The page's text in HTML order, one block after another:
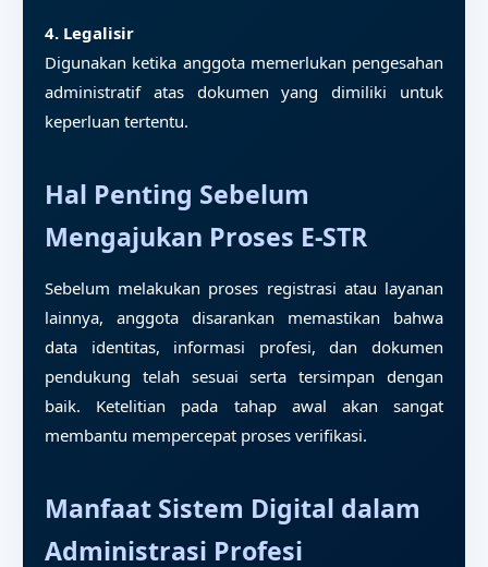
4. Legalisir
Digunakan ketika anggota memerlukan pengesahan
administratif atas dokumen yang dimiliki untuk
keperluan tertentu.
Hal Penting Sebelum
Mengajukan Proses E-STR
Sebelum melakukan proses registrasi atau layanan
lainnya, anggota disarankan memastikan bahwa
data identitas, informasi profesi, dan dokumen
pendukung telah sesuai serta tersimpan dengan
baik. Ketelitian pada tahap awal akan sangat
membantu mempercepat proses verifikasi.
Manfaat Sistem Digital dalam
Administrasi Profesi